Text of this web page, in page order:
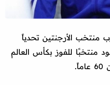
منتخب الأرجنتين تحدياً
منتخبًا للفوز بكأس العالم